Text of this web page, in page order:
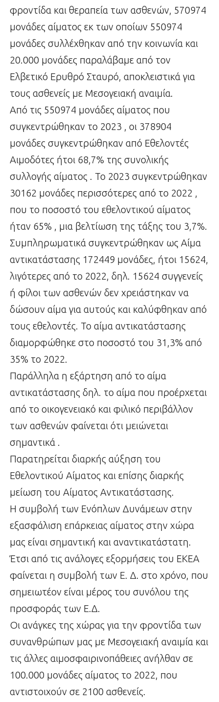
φροντίδα και θεραπεία των ασθενών, 570974
μονάδες αίματος εκ των οποίων 550974
μονάδες συλλέχθηκαν από την κοινωνία και
20.000 μονάδες παραλάβαμε από τον
Ελβετικό Ερυθρό Σταυρό, αποκλειστικά για
τους ασθενείς με Μεσογειακή αναιμία.
Από τις 550974 μονάδες αίματος που
συγκεντρώθηκαν το 2023 , οι 378904
μονάδες συγκεντρώθηκαν από Εθελοντές
Αιμοδότες ήτοι 68,7% της συνολικής
συλλογής αίματος . Το 2023 συγκεντρώθηκαν
30162 μονάδες περισσότερες από το 2022 ,
που το ποσοστό του εθελοντικού αίματος
ήταν 65% , μια βελτίωση της τάξης του 3,7%.
Συμπληρωματικά συγκεντρώθηκαν ως Αίμα
αντικατάστασης 172449 μονάδες, ήτοι 15624,
λιγότερες από το 2022, δηλ. 15624 συγγενείς
ή φίλοι των ασθενών δεν χρειάστηκαν να
δώσουν αίμα για αυτούς και καλύφθηκαν από
τους εθελοντές. Το αίμα αντικατάστασης
διαμορφώθηκε στο ποσοστό του 31,3% από
35% το 2022.
Παράλληλα η εξάρτηση από το αίμα
αντικατάστασης δηλ. το αίμα που προέρχεται
από το οικογενειακό και φιλικό περιβάλλον
των ασθενών φαίνεται ότι μειώνεται
σημαντικά .
Παρατηρείται διαρκής αύξηση του
Εθελοντικού Αίματος και επίσης διαρκής
μείωση του Αίματος Αντικατάστασης.
Η συμβολή των Ενόπλων Δυνάμεων στην
εξασφάλιση επάρκειας αίματος στην χώρα
μας είναι σημαντική και αναντικατάστατη.
Έτσι από τις ανάλογες εξορμήσεις του ΕΚΕΑ
φαίνεται η συμβολή των Ε. Δ. στο χρόνο, που
σημειωτέον είναι μέρος του συνόλου της
προσφοράς των Ε.Δ.
Οι ανάγκες της χώρας για την φροντίδα των
συνανθρώπων μας με Μεσογειακή αναιμία και
τις άλλες αιμοσφαιρινοπάθειες ανήλθαν σε
100.000 μονάδες αίματος το 2022, που
αντιστοιχούν σε 2100 ασθενείς.